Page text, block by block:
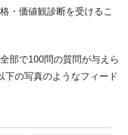
・価値観診断を受けるこ
部で100問の質問が与えら
下の写真のようなフィード